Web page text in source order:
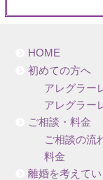
HOME
初めての方へ
アレグラー
アレグラー
ご相談・料金
ご相談の流
料金
離婚を考えて